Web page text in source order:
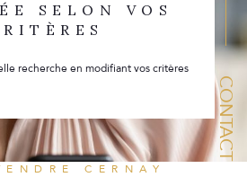
CONTACT
SELON VOS
recherche en modifiant vos critères
CERNAY